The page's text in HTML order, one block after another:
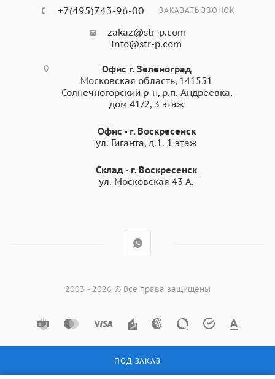
ПОД ЗАКАЗ
+7(495)743-96-00 ЗАКАЗАТЬ ЗВОНОК
zakaz@str-p.com
info@str-p.com
Офис г. Зеленоград
Московская область, 141551
Солнечногорский р-н, р.п. Андреевка,
дом 41/2, 3 этаж
Офис - г. Воскресенск
ул. Гиганта, д.1. 1 этаж
Склад - г. Воскресенск
ул. Московская 43 А.
2003 - 2026 © Все права защищены